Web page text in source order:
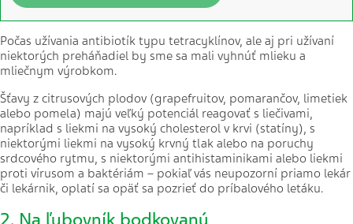
Počas užívania antibiotík typu tetracyklínov, ale aj pri užívaní
niektorých preháňadiel by sme sa mali vyhnúť mlieku a
mliečnym výrobkom.
Šťavy z citrusových plodov (grapefruitov, pomarančov, limetiek
alebo pomela) majú veľký potenciál reagovať s liečivami,
napríklad s liekmi na vysoký cholesterol v krvi (statíny), s
niektorými liekmi na vysoký krvný tlak alebo na poruchy
srdcového rytmu, s niektorými antihistaminikami alebo liekmi
proti vírusom a baktériám – pokiaľ vás neupozorní priamo lekár
či lekárnik, oplatí sa opäť sa pozrieť do príbalového letáku.